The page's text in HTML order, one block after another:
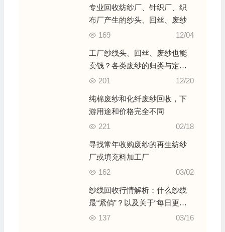
专业回收纺纱厂、针织厂、织
布厂产生的纱头、回丝、废纱
12/04
169
工厂纱线头、回丝、废纱也能
卖钱？各类废纱的归类与定价
标准
12/20
201
纯棉废纱和化纤废纱回收，下
游用途和价格完全不同
02/18
221
寻找常年收购废纱的再生纺纱
厂或填充料加工厂
03/02
162
纱线回收行情解析：什么纱线
最“紧俏”？以及关于“每日更新”
的实话
03/16
137